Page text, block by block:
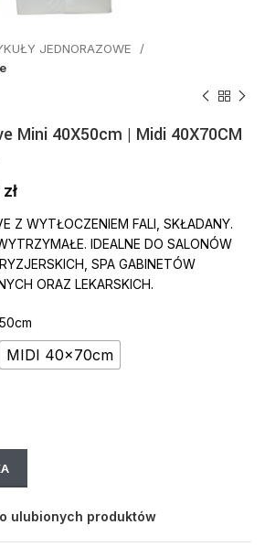
JEDNORAZOWE
Mini 40X50cm | Midi 40X70CM
zł
Z WYTŁOCZENIEM FALI, SKŁADANY.
IDEALNE DO SALONÓW
SPA GABINETÓW
ORAZ LEKARSKICH.
MIDI 40x70cm
ulubionych produktów